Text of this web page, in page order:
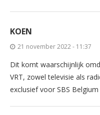
KOEN
21 november 2022 - 11:37
Dit komt waarschijnlijk
VRT, zowel televisie als
exclusief voor SBS